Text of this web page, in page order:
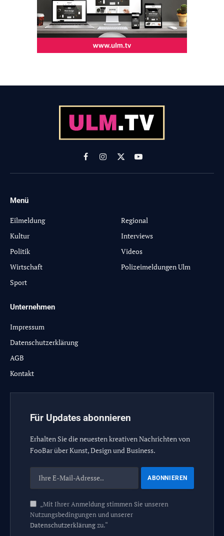
FacebookInstagram
X
(Twitter)
YouTube
Menü
Eilmeldung
Kultur
Politik
Wirtschaft
Sport
Regional
Interviews
Videos
Polizeimeldungen Ulm
Unternehmen
Impressum
Datenschutzerklärung
AGB
Kontakt
Für Updates abonnieren
Erhalten Sie die neuesten kreativen Nachrichten von
FooBar über Kunst, Design und Business.
„Mit Ihrer Anmeldung stimmen Sie unseren
Nutzungsbedingungen und unserer
Datenschutzerklärungzu.“